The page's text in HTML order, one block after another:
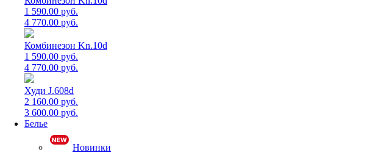
1 590.00 руб.
4 770.00 руб.
Комбинезон Kn.10d
1 590.00 руб.
4 770.00 руб.
Худи J.608d
2 160.00 руб.
3 600.00 руб.
Белье
Новинки